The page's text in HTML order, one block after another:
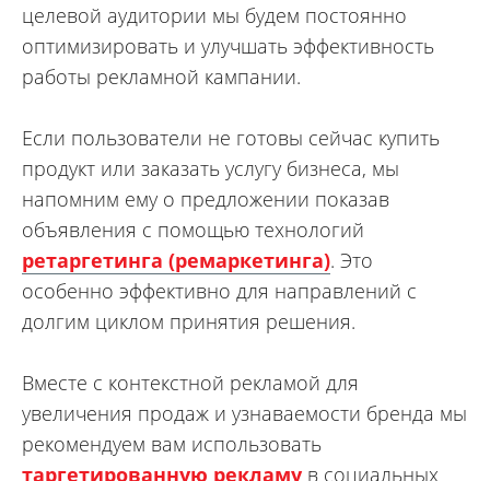
целевой аудитории мы будем постоянно
оптимизировать и улучшать эффективность
работы рекламной кампании.
Если пользователи не готовы сейчас купить
продукт или заказать услугу бизнеса, мы
напомним ему о предложении показав
объявления с помощью технологий
ретаргетинга (ремаркетинга). Это
особенно эффективно для направлений с
долгим циклом принятия решения.
Вместе с контекстной рекламой для
увеличения продаж и узнаваемости бренда мы
рекомендуем вам использовать
таргетированную рекламу в социальных